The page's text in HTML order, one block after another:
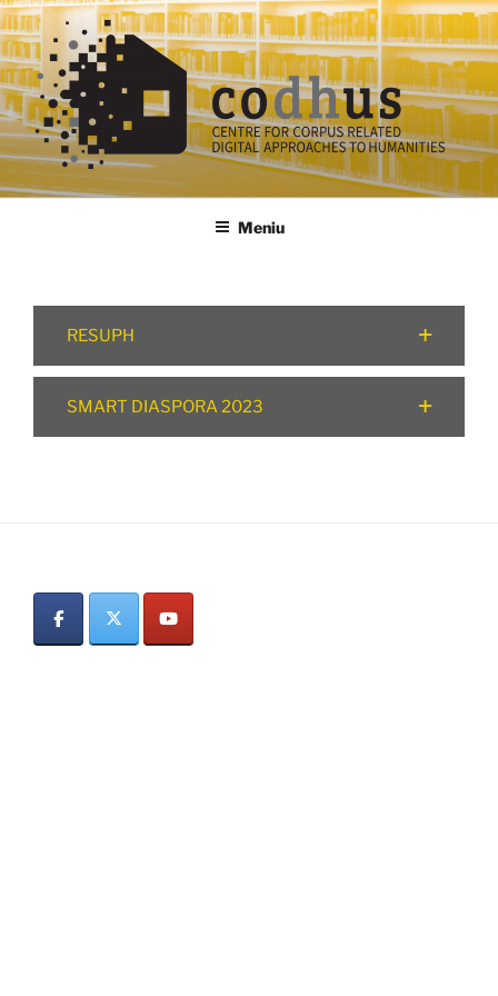
Sari
la
conținut
codhus
Meniu
RESUPH
SMART DIASPORA 2023